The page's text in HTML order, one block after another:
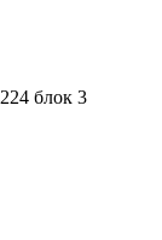
блок 3